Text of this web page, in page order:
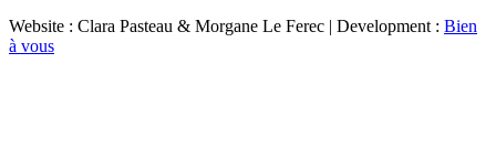
Website : Clara Pasteau & Morgane Le Ferec | Development : Bien
à vous